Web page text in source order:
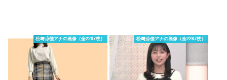
松﨑涼佳アナの画像（全2267枚） 松﨑涼佳アナの画像（全2267枚）